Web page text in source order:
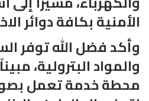
الأمنية بكافة دوائر
وأكد فضل الله توفر
محطة خدمة تعمل